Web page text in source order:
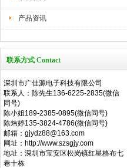
产品资讯
联系方式 Contact
深圳市广佳源电子科技有限公司
联系人：陈先生136-6225-2835(微信
同号)
陈小姐189-2385-0895(微信同号)
陈炜婷135-3824-4786(微信同号)
邮箱：gjydz88@163.com
网址：http://www.szsgjy.com
地址：深圳市宝安区松岗镇红星格布七
巷十栋